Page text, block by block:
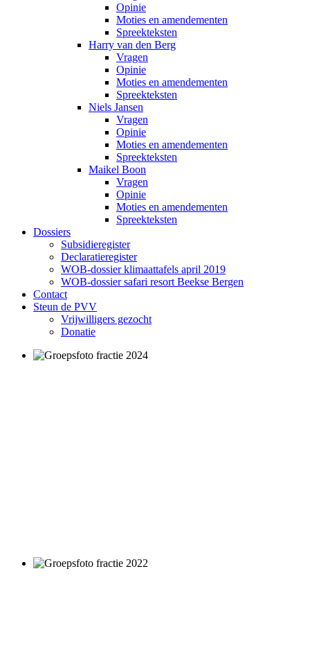
Opinie
Moties en amendementen
Spreekteksten
Harry van den Berg
Vragen
Opinie
Moties en amendementen
Spreekteksten
Niels Jansen
Vragen
Opinie
Moties en amendementen
Spreekteksten
Maikel Boon
Vragen
Opinie
Moties en amendementen
Spreekteksten
Dossiers
Subsidieregister
Declaratieregister
WOB-dossier klimaattafels april 2019
WOB-dossier safari resort Beekse Bergen
Contact
Steun de PVV
Vrijwilligers gezocht
Donatie